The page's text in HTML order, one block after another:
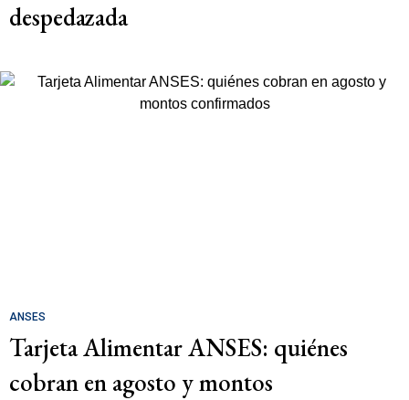
despedazada
ANSES
Tarjeta Alimentar ANSES: quiénes
cobran en agosto y montos